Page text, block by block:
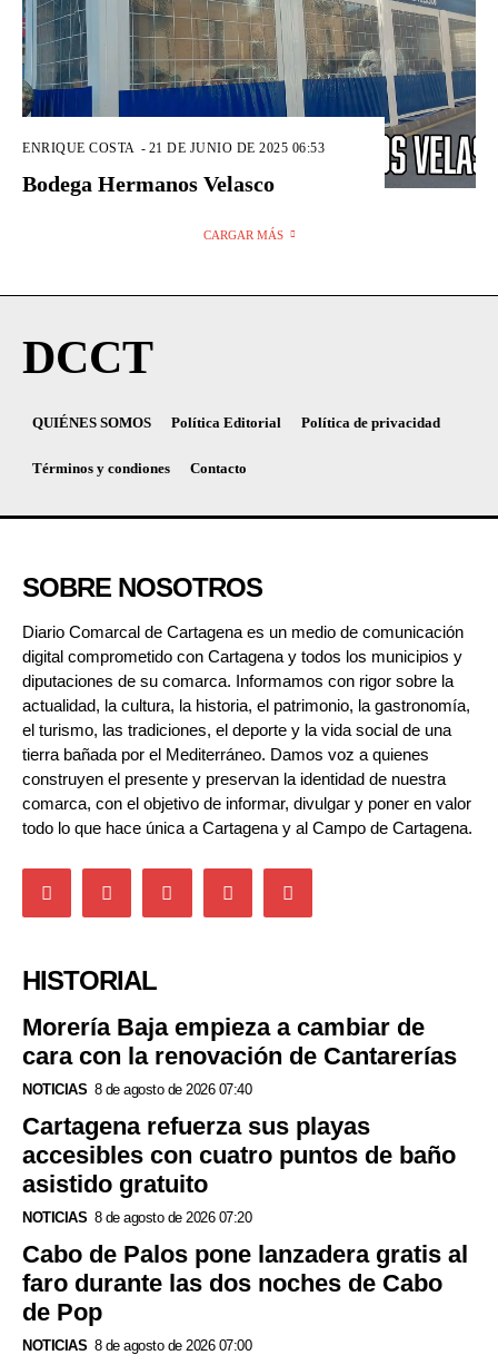
ENRIQUE COSTA - 21 DE JUNIO DE 2025 06:53
Bodega Hermanos Velasco
CARGAR MÁS
DCCT
QUIÉNES SOMOS Política Editorial Política de privacidad
Términos y condiones Contacto
SOBRE NOSOTROS
Diario Comarcal de Cartagena es un medio de comunicación
digital comprometido con Cartagena y todos los municipios y
diputaciones de su comarca. Informamos con rigor sobre la
actualidad, la cultura, la historia, el patrimonio, la gastronomía,
el turismo, las tradiciones, el deporte y la vida social de una
tierra bañada por el Mediterráneo. Damos voz a quienes
construyen el presente y preservan la identidad de nuestra
comarca, con el objetivo de informar, divulgar y poner en valor
todo lo que hace única a Cartagena y al Campo de Cartagena.
HISTORIAL
Morería Baja empieza a cambiar de
cara con la renovación de Cantarerías
NOTICIAS 8 de agosto de 2026 07:40
Cartagena refuerza sus playas
accesibles con cuatro puntos de baño
asistido gratuito
NOTICIAS 8 de agosto de 2026 07:20
Cabo de Palos pone lanzadera gratis al
faro durante las dos noches de Cabo
de Pop
NOTICIAS 8 de agosto de 2026 07:00